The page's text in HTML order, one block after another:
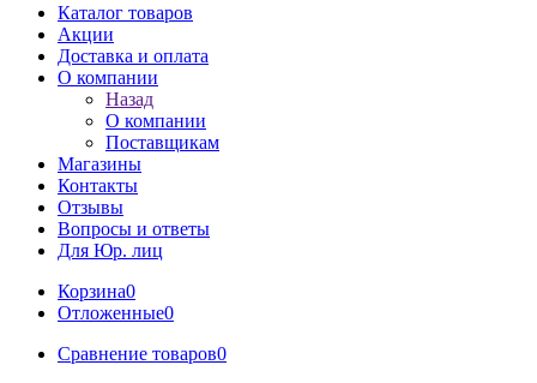
Каталог товаров
Акции
Доставка и оплата
О компании
Назад
О компании
Поставщикам
Магазины
Контакты
Отзывы
Вопросы и ответы
Для Юр. лиц
Корзина0
Отложенные0
Сравнение товаров0